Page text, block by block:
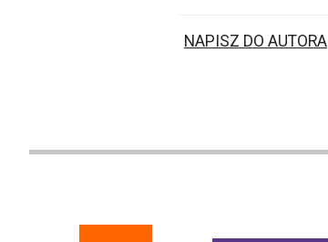
NAPISZ DO AUTORA